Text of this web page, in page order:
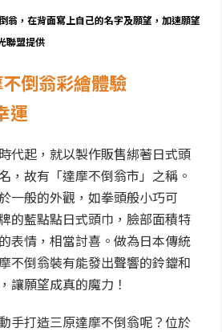
翁，在背面寫上自己的名字及願望，加速願望
聯盟提供
倒翁彩繪體驗
運
代起，就以製作販售綁著日式頭
，故有「達摩不倒翁市」之稱。
一般的外觀，如拳頭般小巧可
的藍點點日式頭巾，臉部面積特
表情，相當討喜。做為日本傳統
不倒翁裝有能發出聲響的鈴鐺和
讓願望成真的魔力！
手打造三原達摩不倒翁呢？位於